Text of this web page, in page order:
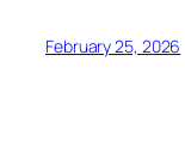
February 25, 2026